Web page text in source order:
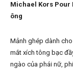
Michael Kors Pour
ông
Mảnh ghép dành
mắt xích tông bạc
ngào của phái nữ,